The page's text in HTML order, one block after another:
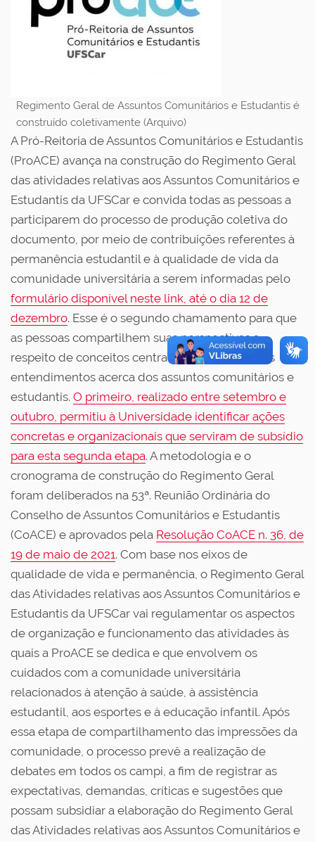
Regimento Geral de Assuntos Comunitários e Estudantis é
construído coletivamente (Arquivo)
A Pró-Reitoria de Assuntos Comunitários e Estudantis
(ProACE) avança na construção do Regimento Geral
das atividades relativas aos Assuntos Comunitários e
Estudantis da UFSCar e convida todas as pessoas a
participarem do processo de produção coletiva do
documento, por meio de contribuições referentes à
permanência estudantil e à qualidade de vida da
comunidade universitária a serem informadas pelo
formulário disponível neste link, até o dia 12 de
dezembro. Esse é o segundo chamamento para que
as pessoas compartilhem suas perspectivas a
respeito de conceitos centrais que compõem os
entendimentos acerca dos assuntos comunitários e
estudantis. O primeiro, realizado entre setembro e
outubro, permitiu à Universidade identificar ações
concretas e organizacionais que serviram de subsídio
para esta segunda etapa. A metodologia e o
cronograma de construção do Regimento Geral
foram deliberados na 53ª. Reunião Ordinária do
Conselho de Assuntos Comunitários e Estudantis
(CoACE) e aprovados pela Resolução CoACE n. 36, de
19 de maio de 2021. Com base nos eixos de
qualidade de vida e permanência, o Regimento Geral
das Atividades relativas aos Assuntos Comunitários e
Estudantis da UFSCar vai regulamentar os aspectos
de organização e funcionamento das atividades às
quais a ProACE se dedica e que envolvem os
cuidados com a comunidade universitária
relacionados à atenção à saúde, à assistência
estudantil, aos esportes e à educação infantil. Após
essa etapa de compartilhamento das impressões da
comunidade, o processo prevê a realização de
debates em todos os campi, a fim de registrar as
expectativas, demandas, críticas e sugestões que
possam subsidiar a elaboração do Regimento Geral
das Atividades relativas aos Assuntos Comunitários e